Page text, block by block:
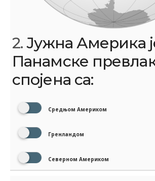
2.Јужна Америка
Панамске
спојена са:
Средњом Америком
Гренландом
Северном Америком